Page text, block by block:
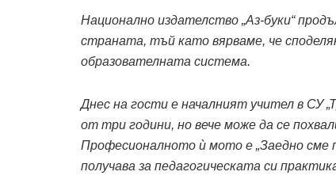
Национално издателство „Аз-буки“
страната, тъй като вярваме, че
образователната система.
Днес на гости е началният учител в СУ
от три години, но вече може да се
Професионалното ѝ мото е „Заедно сме
получава за педагогическата си